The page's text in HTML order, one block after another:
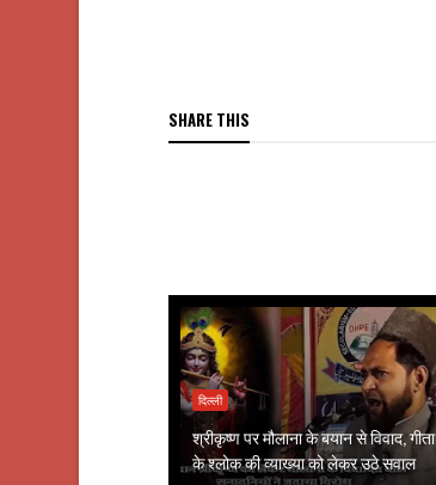
SHARE THIS
दिल्ली
श्रीकृष्ण पर मौलाना के बयान से विवाद, गीता
के श्लोक की व्याख्या को लेकर उठे सवाल